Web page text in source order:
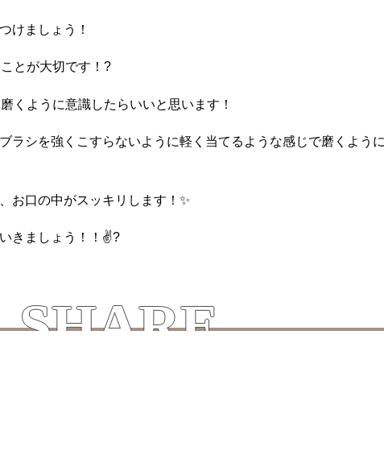
けましょう！
とが大切です！?
くように意識したらいいと思います！
ラシを強くこすらないように軽く当てるような感じで磨くよう
お口の中がスッキリします！✨️
きましょう！！✌?
SHARE